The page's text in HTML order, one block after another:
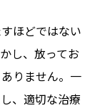
ほどではない
し、放ってお
りません。一
、適切な治療